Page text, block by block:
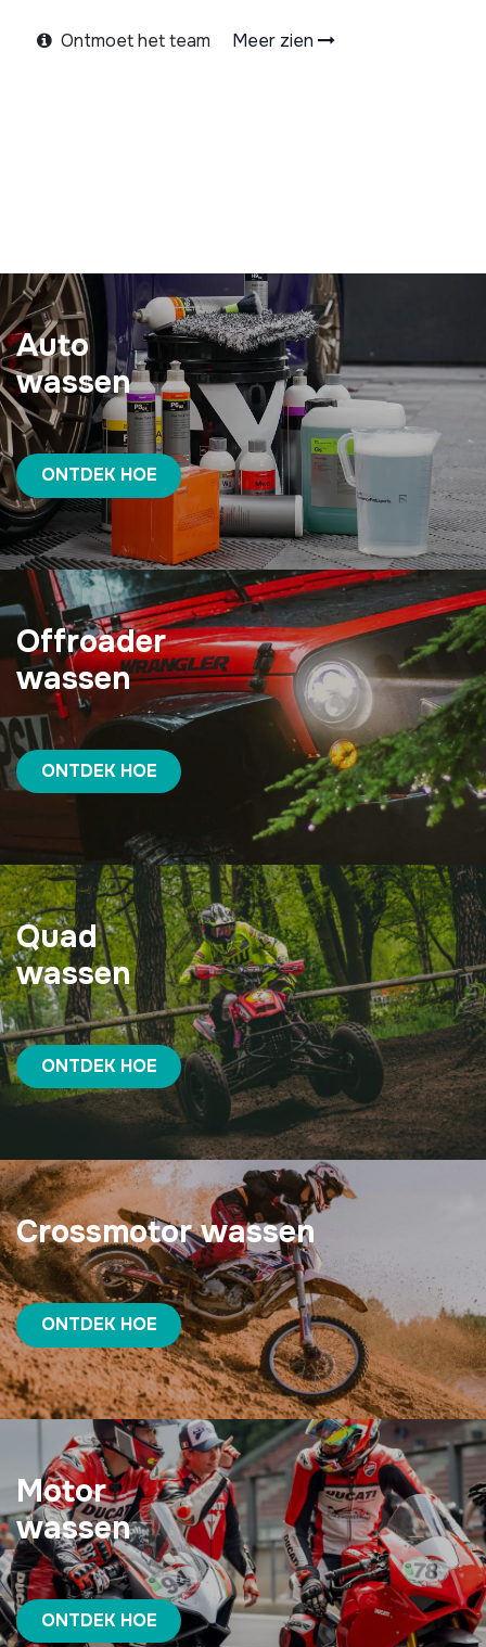
Ontmoet het team Meer zien
Auto
wassen
ONTDEK HOE
Offroader
wassen
ONTDEK HOE
Quad
wassen
ONTDEK HOE
Crossmotor wassen
ONTDEK HOE
Motor
wassen
ONTDEK HOE